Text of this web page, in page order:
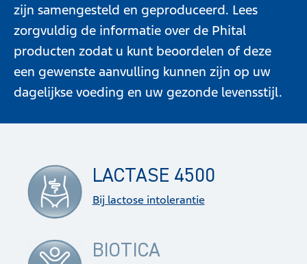
zijn samengesteld en geproduceerd. Lees
zorgvuldig de informatie over de Phital
producten zodat u kunt beoordelen of deze
een gewenste aanvulling kunnen zijn op uw
dagelijkse voeding en uw gezonde levensstijl.
LACTASE 4500
Bij lactose intolerantie
BIOTICA